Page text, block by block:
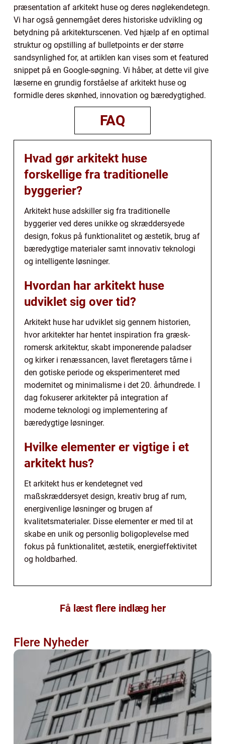
præsentation af arkitekt huse og deres nøglekendetegn.
Vi har også gennemgået deres historiske udvikling og
betydning på arkitekturscenen. Ved hjælp af en optimal
struktur og opstilling af bulletpoints er der større
sandsynlighed for, at artiklen kan vises som et featured
snippet på en Google-søgning. Vi håber, at dette vil give
læserne en grundig forståelse af arkitekt huse og
formidle deres skønhed, innovation og bæredygtighed.
FAQ
Hvad gør arkitekt huse
forskellige fra traditionelle
byggerier?
Arkitekt huse adskiller sig fra traditionelle
byggerier ved deres unikke og skræddersyede
design, fokus på funktionalitet og æstetik, brug af
bæredygtige materialer samt innovativ teknologi
og intelligente løsninger.
Hvordan har arkitekt huse
udviklet sig over tid?
Arkitekt huse har udviklet sig gennem historien,
hvor arkitekter har hentet inspiration fra græsk-
romersk arkitektur, skabt imponerende paladser
og kirker i renæssancen, lavet fleretagers tårne i
den gotiske periode og eksperimenteret med
modernitet og minimalisme i det 20. århundrede. I
dag fokuserer arkitekter på integration af
moderne teknologi og implementering af
bæredygtige løsninger.
Hvilke elementer er vigtige i et
arkitekt hus?
Et arkitekt hus er kendetegnet ved
maßskræddersyet design, kreativ brug af rum,
energivenlige løsninger og brugen af
kvalitetsmaterialer. Disse elementer er med til at
skabe en unik og personlig boligoplevelse med
fokus på funktionalitet, æstetik, energieffektivitet
og holdbarhed.
Få læst flere indlæg her
Flere Nyheder